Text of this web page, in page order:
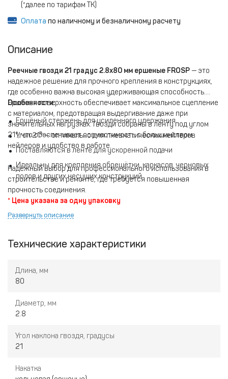
(*далее по тарифам ТК)
Оплата по наличному и безналичному расчету
Описание
Реечные гвозди 21 градус 2.8х80 мм ершеные FROSP — это
надежное решение для прочного крепления в конструкциях,
где особенно важна высокая удерживающая способность.
Ершёная поверхность обеспечивает максимальное сцепление
с материалом, предотвращая выдергивание даже при
значительных нагрузках. Гвозди собраны в ленту под углом
21°, что обеспечивает совместимость с большинством
нейлеров и удобство в работе.
Особенности:
Ершёный стержень для усиленного удержания
Угол 21° — оптимально для пневматических нейлеров
Поставляются в ленте для ускоренной подачи
Идеальны для крепления обрешётки, каркасов, черновых
полов и других несущих конструкций
Надёжный выбор для профессионального использования в
строительстве и ремонте, где требуется повышенная
прочность соединения.
* Цена указана за одну упаковку
Развернуть описание
Технические характеристики
Длина, мм
80
Диаметр, мм
2.8
Угол наклона гвоздя, градусы
21
Накатка